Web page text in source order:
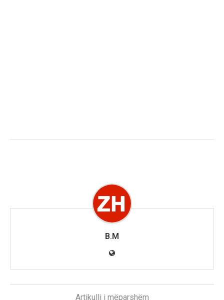
B.M
Artikulli i mëparshëm